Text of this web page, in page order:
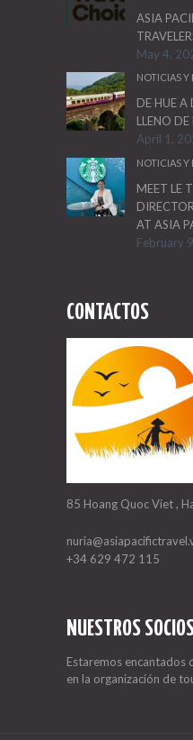
ASIA
May 4,
NOTICIAS Y
DE HUE A
LLENO
April 1,
NOTICIAS Y
MEET LE
AT ASIA
February
CONTACTOS
85 Hoang Quoc Viet ,
+34 629 472 115
NUESTROS
Estaremos encantados
en la organización de